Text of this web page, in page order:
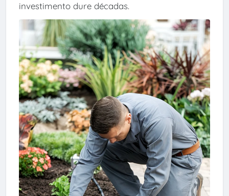
investimento dure décadas.